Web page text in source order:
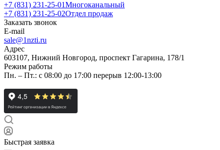
+7 (831) 231-25-01Многоканальный
+7 (831) 231-25-02Отдел продаж
Заказать звонок
E-mail
sale@1nzti.ru
Адрес
603107, Нижний Новгород, проспект Гагарина, 178/1
Режим работы
Пн. – Пт.: с 08:00 до 17:00 перерыв 12:00-13:00
Быстрая заявка